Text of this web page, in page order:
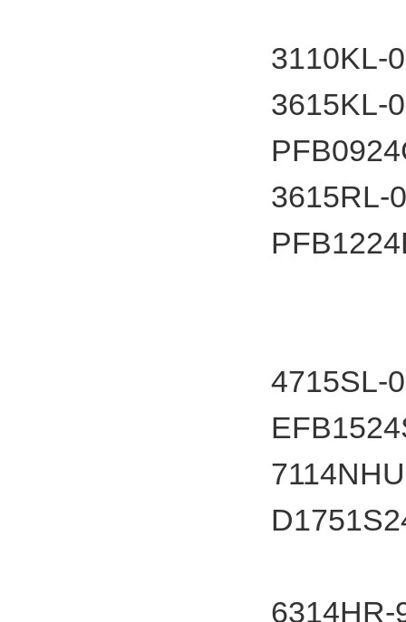
3615RL-
4715SL-